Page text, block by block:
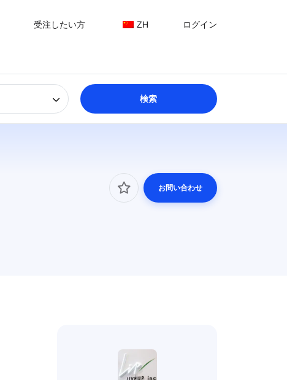
受注したい方 ZH ログイン
お問い合わせ